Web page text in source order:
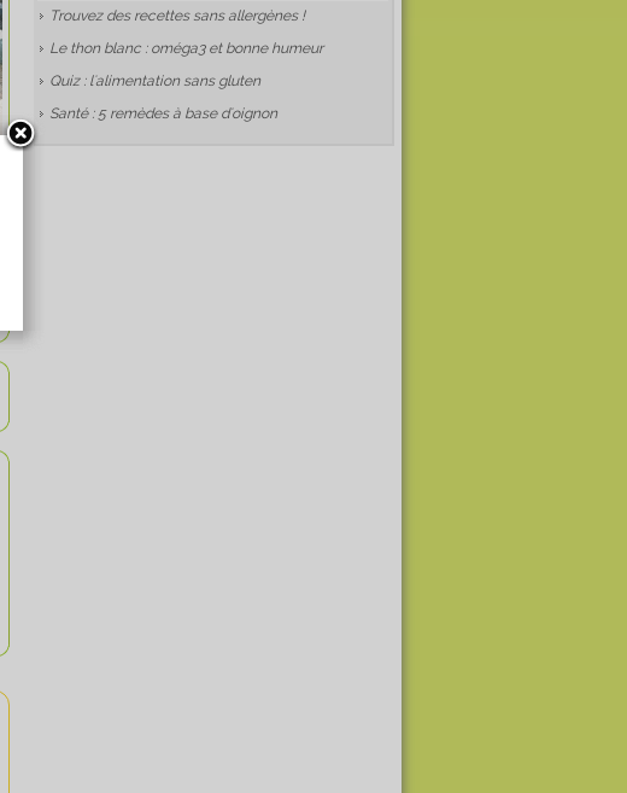
Trouvez des recettes sans allergènes !
Le thon blanc : oméga3 et bonne humeur
Quiz : l'alimentation sans gluten
Santé : 5 remèdes à base d'oignon